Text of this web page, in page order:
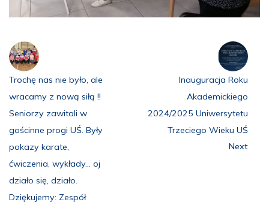
Trochę nas nie było, ale
wracamy z nową siłą !!
Seniorzy zawitali w
gościnne progi UŚ. Były
pokazy karate,
ćwiczenia, wykłady… oj
działo się, działo.
Dziękujemy: Zespół
Inauguracja Roku
Akademickiego
2024/2025 Uniwersytetu
Trzeciego Wieku UŚ
Next